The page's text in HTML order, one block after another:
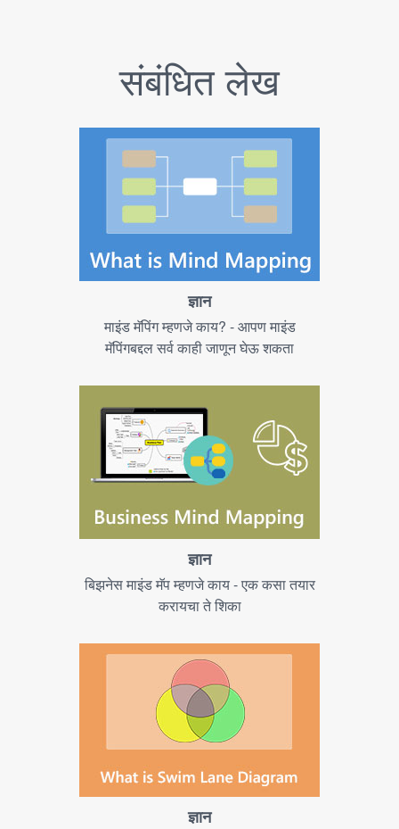
संबंधित लेख
ज्ञान
माइंड मॅपिंग म्हणजे काय? - आपण माइंड
मॅपिंगबद्दल सर्व काही जाणून घेऊ शकता
ज्ञान
बिझनेस माइंड मॅप म्हणजे काय - एक कसा तयार
करायचा ते शिका
ज्ञान